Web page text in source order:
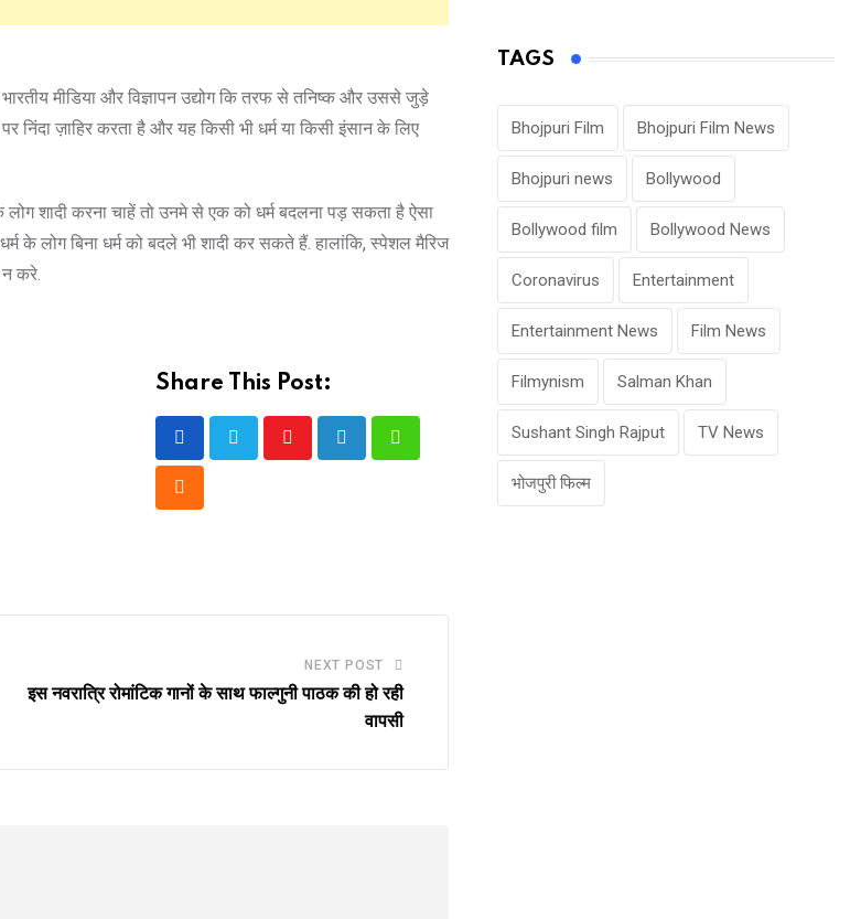
मीडिया और विज्ञापन उद्योग कि तरफ से तनिष्क और उससे जुड़े
निंदा ज़ाहिर करता है और यह किसी भी धर्म या किसी इंसान के लिए
शादी करना चाहें तो उनमे से एक को धर्म बदलना पड़ सकता है ऐसा
के लोग बिना धर्म को बदले भी शादी कर सकते हैं. हालांकि, स्पेशल मैरिज
करे.
Share This Post:
Youtube LinkedIn Whatsapp
Cloud
NEXT POST
इस नवरात्रि रोमांटिक गानों के साथ फाल्गुनी पाठक की हो रही
वापसी
TAGS
Bhojpuri Film Bhojpuri Film News
Bhojpuri news Bollywood
Bollywood film Bollywood News
Coronavirus Entertainment
Entertainment News Film News
Filmynism Salman Khan
Sushant Singh Rajput TV News
भोजपुरी फिल्म